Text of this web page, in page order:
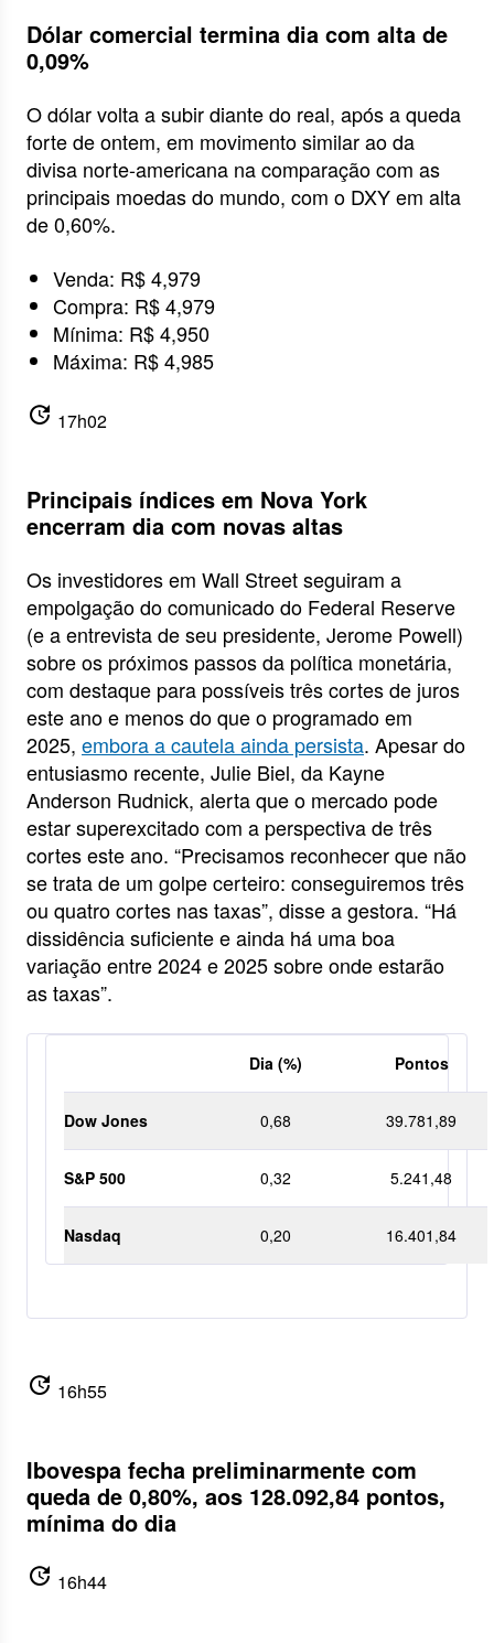
Dólar comercial termina dia com alta de
0,09%
O dólar volta a subir diante do real, após a queda
forte de ontem, em movimento similar ao da
divisa norte-americana na comparação com as
principais moedas do mundo, com o DXY em alta
de 0,60%.
Venda: R$ 4,979
Compra: R$ 4,979
Mínima: R$ 4,950
Máxima: R$ 4,985
update 17h02
Principais índices em Nova York
encerram dia com novas altas
Os investidores em Wall Street seguiram a
empolgação do comunicado do Federal Reserve
(e a entrevista de seu presidente, Jerome Powell)
sobre os próximos passos da política monetária,
com destaque para possíveis três cortes de juros
este ano e menos do que o programado em
2025, embora a cautela ainda persista. Apesar do
entusiasmo recente, Julie Biel, da Kayne
Anderson Rudnick, alerta que o mercado pode
estar superexcitado com a perspectiva de três
cortes este ano. “Precisamos reconhecer que não
se trata de um golpe certeiro: conseguiremos três
ou quatro cortes nas taxas”, disse a gestora. “Há
dissidência suficiente e ainda há uma boa
variação entre 2024 e 2025 sobre onde estarão
as taxas”.
Dia (%) Pontos
Dow Jones 0,68 39.781,89
S&P 500 0,32 5.241,48
Nasdaq 0,20 16.401,84
update 16h55
Ibovespa fecha preliminarmente com
queda de 0,80%, aos 128.092,84 pontos,
mínima do dia
update 16h44